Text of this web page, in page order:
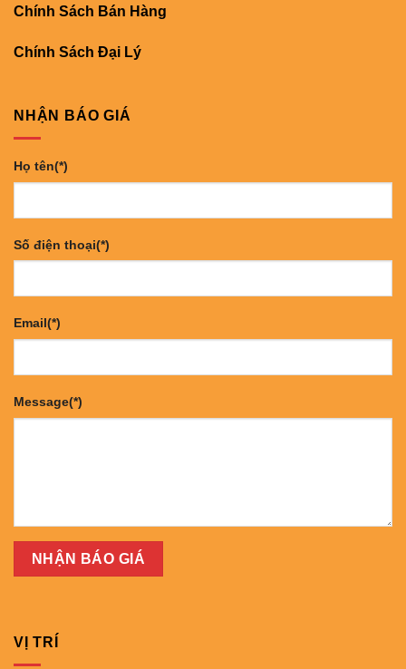
Chính Sách Bán Hàng
Chính Sách Đại Lý
NHẬN BÁO GIÁ
Họ tên(*)
Số điện thoại(*)
Email(*)
Message(*)
VỊ TRÍ